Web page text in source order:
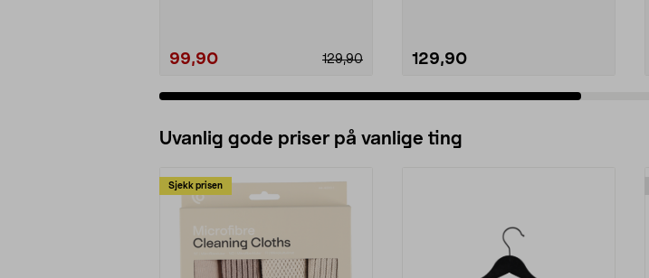
99,90 129,90 129,90
Uvanlig gode priser på vanlige ting
Sjekk prisen